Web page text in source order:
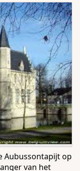
Aubussontapijt op
van het